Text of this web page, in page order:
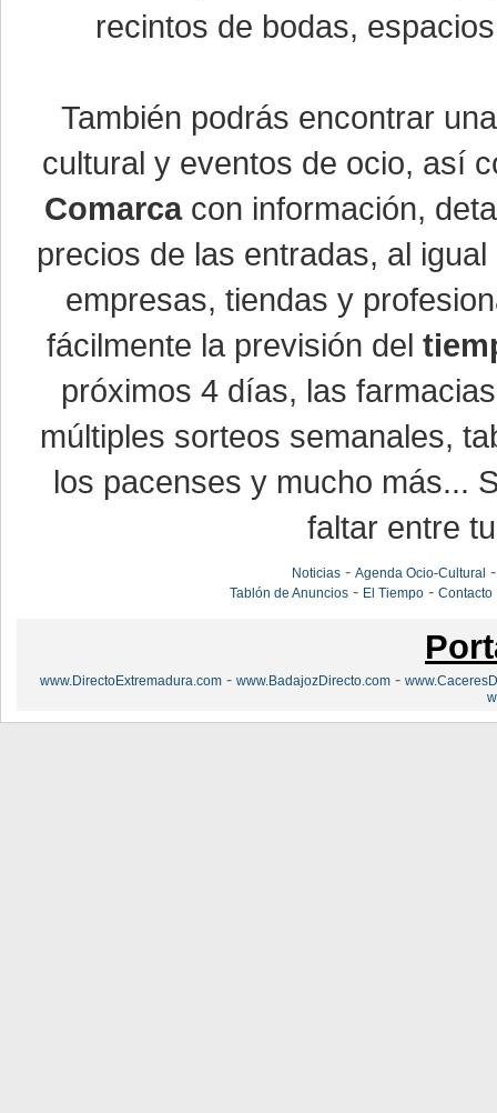
recintos de bodas,
También podrás encontrar
cultural y eventos de ocio, así
Comarcacon información,
precios de las entradas, al
empresas, tiendas y
fácilmente la previsión del
próximos 4 días, las
múltiples sorteos semanales,
los pacenses y mucho más...
faltar entre
Noticias -Agenda Ocio-Cultural
Tablón de Anuncios - El Tiempo -Contacto
www.DirectoExtremadura.com - www.BadajozDirecto.com -